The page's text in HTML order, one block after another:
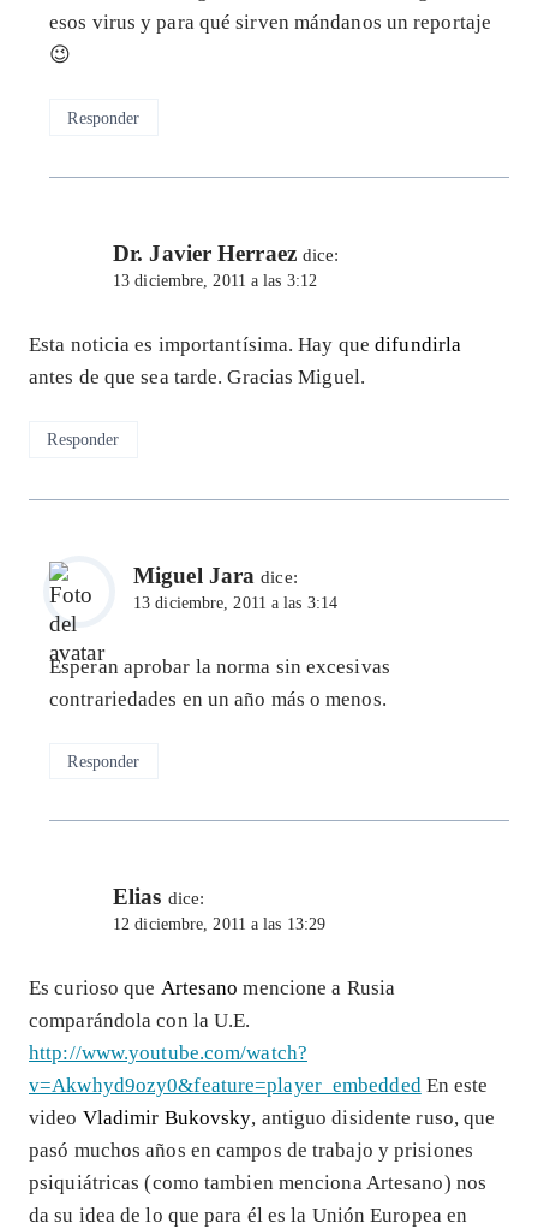
esos virus y para qué sirven mándanos un reportaje
😉
Responder
Dr. Javier Herraez dice:
13 diciembre, 2011 a las 3:12
Esta noticia es importantísima. Hay quedifundirla
antes de que sea tarde. Gracias Miguel.
Responder
Miguel Jara dice:
13 diciembre, 2011 a las 3:14
Esperan aprobar la norma sin excesivas
contrariedades en un año más o menos.
Responder
Elias dice:
12 diciembre, 2011 a las 13:29
Es curioso que Artesano mencione a Rusia
comparándola con la U.E.
http://www.youtube.com/watch?
v=Akwhyd9ozy0&feature=player_embeddedEn este
video Vladimir Bukovsky, antiguo disidente ruso, que
pasó muchos años en campos de trabajo y prisiones
psiquiátricas (como tambien menciona Artesano) nos
da su idea de lo que para él es la Unión Europea en